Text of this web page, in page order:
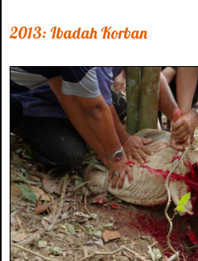
2013: Ibadah Korban